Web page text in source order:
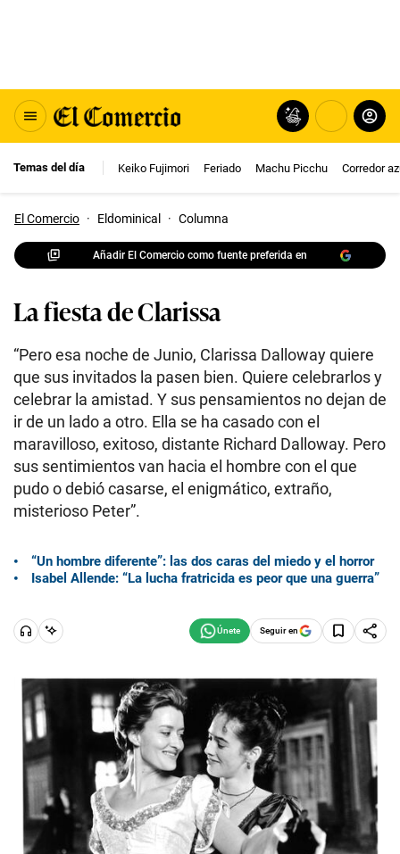
Temas del día Keiko Fujimori Feriado Machu Picchu Corredor
El Comercio · Eldominical · Columna
Añadir El Comercio como fuente preferida en
La fiesta de Clarissa
“Pero esa noche de Junio, Clarissa Dalloway quiere
que sus invitados la pasen bien. Quiere celebrarlos y
celebrar la amistad. Y sus pensamientos no dejan de
ir de un lado a otro. Ella se ha casado con el
maravilloso, exitoso, distante Richard Dalloway. Pero
sus sentimientos van hacia el hombre con el que
pudo o debió casarse, el enigmático, extraño,
misterioso Peter”.
“Un hombre diferente”: las dos caras del miedo y el horror
Isabel Allende: “La lucha fratricida es peor que una guerra”
Seguir en